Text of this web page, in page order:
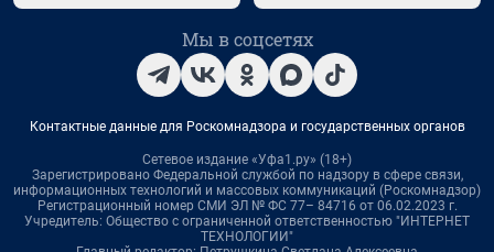
Мы в соцсетях
Контактные данные для Роскомнадзора и государственных органов
Сетевое издание «Уфа1.ру» (18+)
Зарегистрировано Федеральной службой по надзору в сфере связи,
информационных технологий и массовых коммуникаций (Роскомнадзор)
Регистрационный номер СМИ ЭЛ № ФС 77– 84716 от 06.02.2023 г.
Учредитель: Общество с ограниченной ответственностью "ИНТЕРНЕТ
ТЕХНОЛОГИИ"